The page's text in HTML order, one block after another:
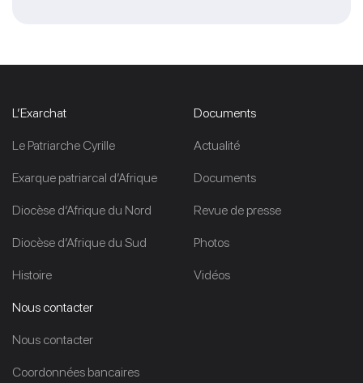
L’Exarchat
Le Patriarche Cyrille
Exarque patriarcal d’Afrique
Diocèse d’Afrique du Nord
Diocèse d’Afrique du Sud
Histoire
Documents
Actualité
Documents
Revue de presse
Photos
Vidéos
Nous contacter
Nous contacter
Coordonnées bancaires